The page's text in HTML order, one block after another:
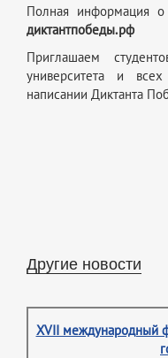
Полная информация о
диктантпобеды.рф
Приглашаем
университета и
написании Диктанта
Другие новости
XVII международный